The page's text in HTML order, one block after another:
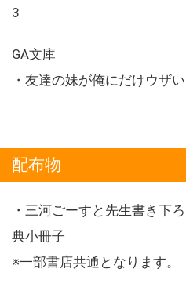
3
GA文庫
・友達の妹が俺にだけウザ
配布物
・三河ごーすと先生書き下
典小冊子
※一部書店共通となります。